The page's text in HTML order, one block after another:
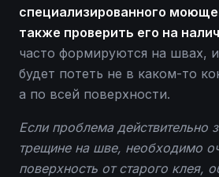
специализированного
также проверить его на
часто формируются на швах,
будет потеть не в каком-то
а по всей поверхности.
Если проблема действительно
трещине на шве, необходимо
поверхность от старого клея,